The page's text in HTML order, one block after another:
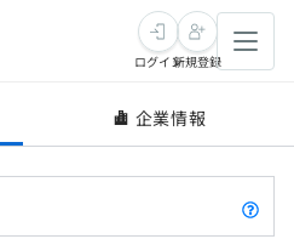
ログイン新規登録
企業情報